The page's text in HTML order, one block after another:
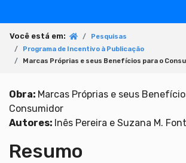
Você está em:
Pesquisas
Programa de Incentivo à Publicação
Marcas Próprias e seus Benefícios para o
Obra: Marcas Próprias e seus
Consumidor
Autores: Inês Pereira e Suzana M.
Resumo